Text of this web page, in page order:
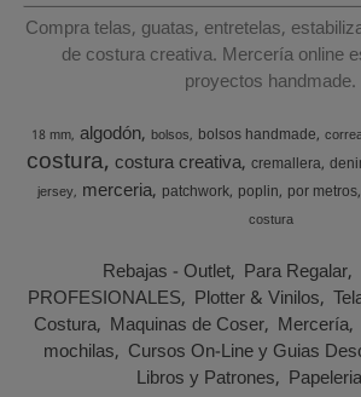
Compra telas, guatas, entretelas,
de costura creativa. Mercería online
proyectos handmade.
18 mm algodón bolsos bolsos handmade
costura costura creativa cremallera
jersey merceria patchwork poplin por metros
costura
Rebajas - Outlet Para Regalar
PROFESIONALES Plotter & Vinilos
Costura Maquinas de Coser Mercería
mochilas Cursos On-Line y Guias
Libros y Patrones Papeleria